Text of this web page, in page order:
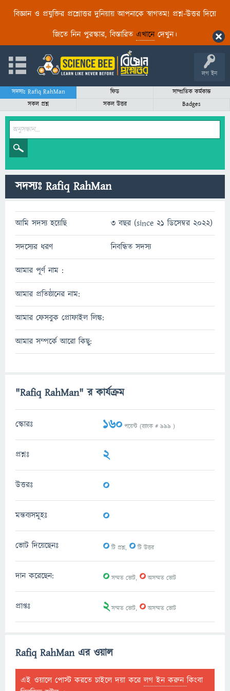
বিজ্ঞান ও প্রযুক্তির প্রশ্নোত্তর দুনিয়ায় আপনাকে স্বাগতম! প্রশ্ন-উত্তর দিয়ে
জিতে নিন পুরস্কার, বিস্তারিত এখানেদেখুন।
লগ ইন
সদস্যঃ Rafiq RahMan ফিড
সাম্প্রতিক কর্মকান্ড
সকল প্রশ্ন
সকল উত্তর Badges
সদস্যঃ Rafiq RahMan
আমি সদস্য হয়েছি 3 বছর (since 21 ডিসেম্বর 2022)
সদস্যের ধরণ নিবন্ধিত সদস্য
আমার পূর্ণ নাম :
আমার প্রতিষ্ঠানের নাম:
আমার ফেসবুক প্রোফাইল লিঙ্ক:
আমার সম্পর্কে আরো কিছু:
"Rafiq RahMan" র কার্যক্রম
স্কোরঃ 160 পয়েন্ট (র‌্যাংক # 999 )
প্রশ্নঃ 2
উত্তরঃ 0
মন্তব্যসমূহঃ 0
ভোট দিয়েছেনঃ 0টি প্রশ্ন, 0টি উত্তর
দান করেছেন: 0সম্মত ভোট, 0অসম্মত ভোট
প্রাপ্তঃ 2সম্মত ভোট, 0অসম্মত ভোট
Rafiq RahMan এর ওয়াল
এই ওয়ালে পোস্ট করতে চাইলে দয়া করেলগ ইন করুনকিংবা